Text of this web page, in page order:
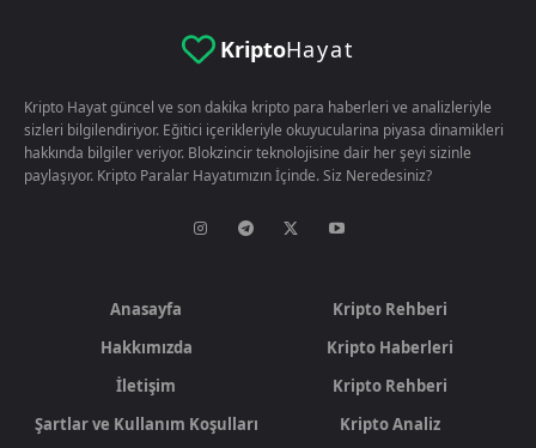
KriptoHayat
Kripto Hayat güncel ve son dakika kripto para haberleri ve analizleriyle
sizleri bilgilendiriyor. Eğitici içerikleriyle okuyucularina piyasa dinamikleri
hakkında bilgiler veriyor. Blokzincir teknolojisine dair her şeyi sizinle
paylaşıyor. Kripto Paralar Hayatımızın İçinde. Siz Neredesiniz?
Anasayfa
Hakkımızda
İletişim
Şartlar ve Kullanım Koşulları
Kripto Rehberi
Kripto Haberleri
Kripto Rehberi
Kripto Analiz